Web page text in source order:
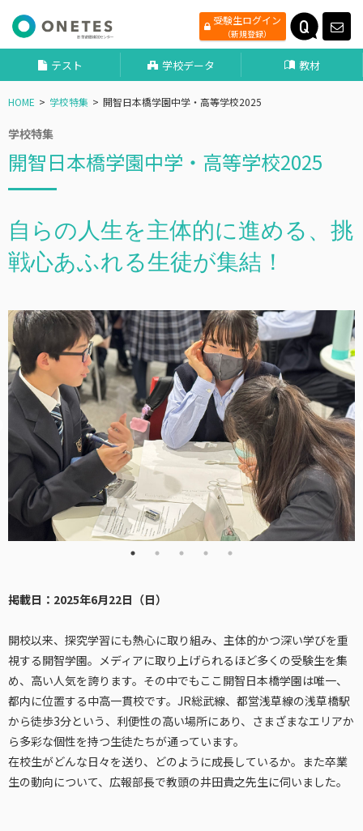
受験生ログイン
（新規登録）
テスト 学校データ 教材
HOME 学校特集 開智日本橋学園中学・高等学校2025
学校特集
開智日本橋学園中学・高等学校2025
自らの人生を主体的に進める、挑
戦心あふれる生徒が集結！
掲載日：2025年6月22日（日）
開校以来、探究学習にも熱心に取り組み、主体的かつ深い学びを重
視する開智学園。メディアに取り上げられるほど多くの受験生を集
め、高い人気を誇ります。その中でもここ開智日本橋学園は唯一、
都内に位置する中高一貫校です。JR総武線、都営浅草線の浅草橋駅
から徒歩3分という、利便性の高い場所にあり、さまざまなエリアか
ら多彩な個性を持つ生徒たちが通っています。
在校生がどんな日々を送り、どのように成長しているか。また卒業
生の動向について、広報部長で教頭の井田貴之先生に伺いました。